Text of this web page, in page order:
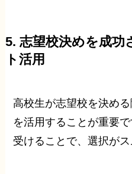
5. 志望校決めを成功
ト活用
高校生が志望校を決め
を活用することが重要
受けることで、選択がス